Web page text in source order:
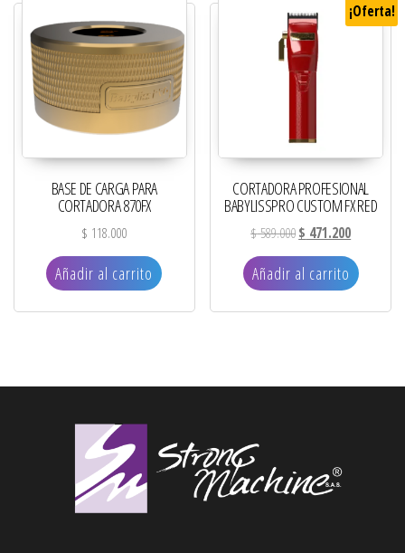
BASE DE CARGA PARA
CORTADORA 870FX
$ 118.000
Añadir al carrito
¡Oferta!
CORTADORA PROFESIONAL
BABYLISSPRO CUSTOM FX RED
$589.000El precio original era:
$ 471.200El precio
Añadir al carrito